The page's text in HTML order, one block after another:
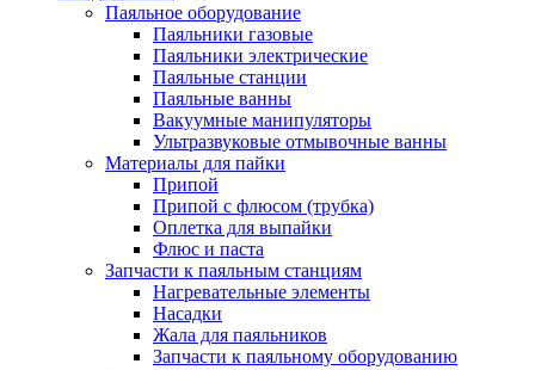
Паяльное оборудование
Паяльники газовые
Паяльники электрические
Паяльные станции
Паяльные ванны
Вакуумные манипуляторы
Ультразвуковые отмывочные ванны
Материалы для пайки
Припой
Припой с флюсом (трубка)
Оплетка для выпайки
Флюс и паста
Запчасти к паяльным станциям
Нагревательные элементы
Насадки
Жала для паяльников
Запчасти к паяльному оборудованию